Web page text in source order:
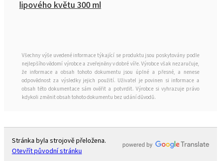
lipového květu 300 ml
Všechny výše uvedené informace týkající se produktu jsou poskytovány podle
nejlepšího vědomí výrobce a zveřejněny v dobré víře. Výrobce však nezaručuje,
že informace a obsah tohoto dokumentu jsou úplné a přesné, a nenese
odpovědnost za výsledky jejich použití. Uživatel je povinen si informace a
obsah této dokumentace sám ověřit a potvrdit. Výrobce si vyhrazuje právo
kdykoli změnit obsah tohoto dokumentu bez udání důvodů.
Stránka byla strojově přeložena.
Otevřít původní stránku